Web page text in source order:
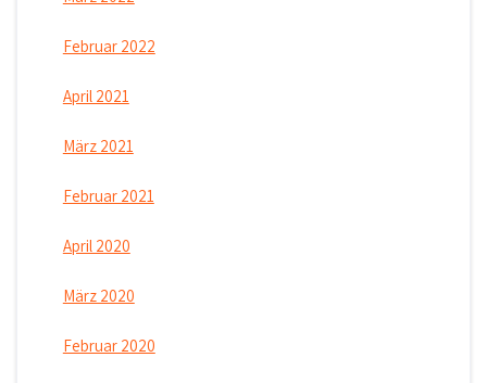
Februar 2022
April 2021
März 2021
Februar 2021
April 2020
März 2020
Februar 2020